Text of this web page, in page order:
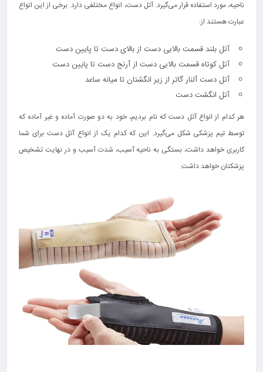
ناحیه، مورد استفاده قرار می‌گیرد. آتل دست، انواع مختلفی دارد. برخی از این انواع
عبارت هستند از:
آتل بلند قسمت بالایی دست از بالای دست تا پایین دست
آتل کوتاه قسمت بالایی دست از آرنج دست تا پایین دست
آتل دست آلنار گاتر از زیر انگشتان تا میانه ساعد
آتل انگشت دست
هر کدام از انواع آتل دست که نام بردیم، خود به دو صورت آماده و غیر آماده که
توسط تیم پزشکی شکل می‌گیرد. این که کدام یک از انواع آتل دست برای شما
کاربری خواهد داشت، بستگی به ناحیه آسیب، شدت آسیب و در نهایت تشخیص
پزشکتان خواهد داشت.